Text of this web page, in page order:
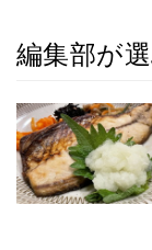
編集部が